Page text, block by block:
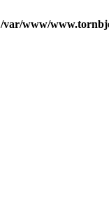
/var/www/